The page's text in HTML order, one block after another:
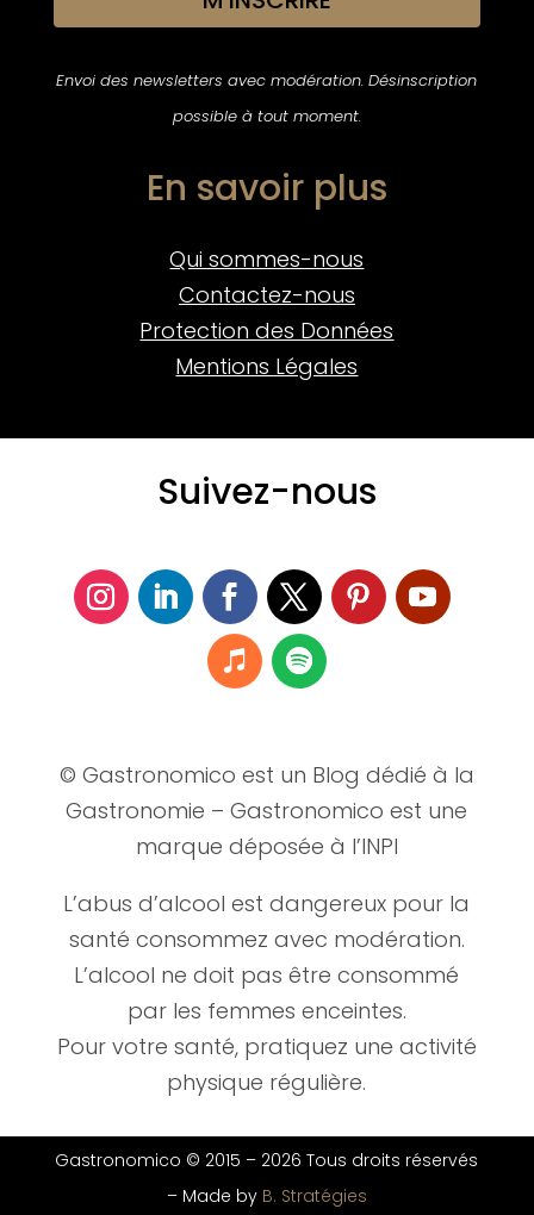
Envoi des newsletters avec modération. Désinscription
possible à tout moment.
En savoir plus
Qui sommes-nous
Contactez-nous
Protection des Données
Mentions Légales
Suivez-nous
© Gastronomico est un Blog dédié à la
Gastronomie – Gastronomico est une
marque déposée à l’INPI
L’abus d’alcool est dangereux pour la
santé consommez avec modération.
L’alcool ne doit pas être consommé
par les femmes enceintes.
Pour votre santé, pratiquez une activité
physique régulière.
Gastronomico © 2015 – 2026 Tous droits réservés
– Made by B. Stratégies